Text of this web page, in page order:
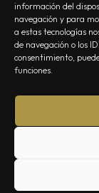
información del
navegación y para
a estas tecnologías
de navegación o los
consentimiento,
funciones.
NOSOTROS
Summa